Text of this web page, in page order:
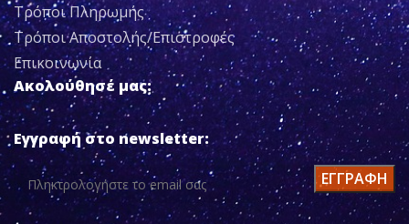
Τρόποι Πληρωμής
Τρόποι Αποστολής/Επιστροφές
Επικοινωνία
Ακολούθησέ μας:
Εγγραφή στο newsletter: